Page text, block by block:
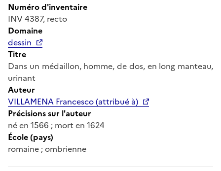
Numéro d'inventaire
INV 4387, recto
Domaine
dessin
Titre
Dans un médaillon, homme, de dos, en long manteau,
urinant
Auteur
VILLAMENA Francesco (attribué à)
Précisions sur l'auteur
né en 1566 ; mort en 1624
École (pays)
romaine ; ombrienne